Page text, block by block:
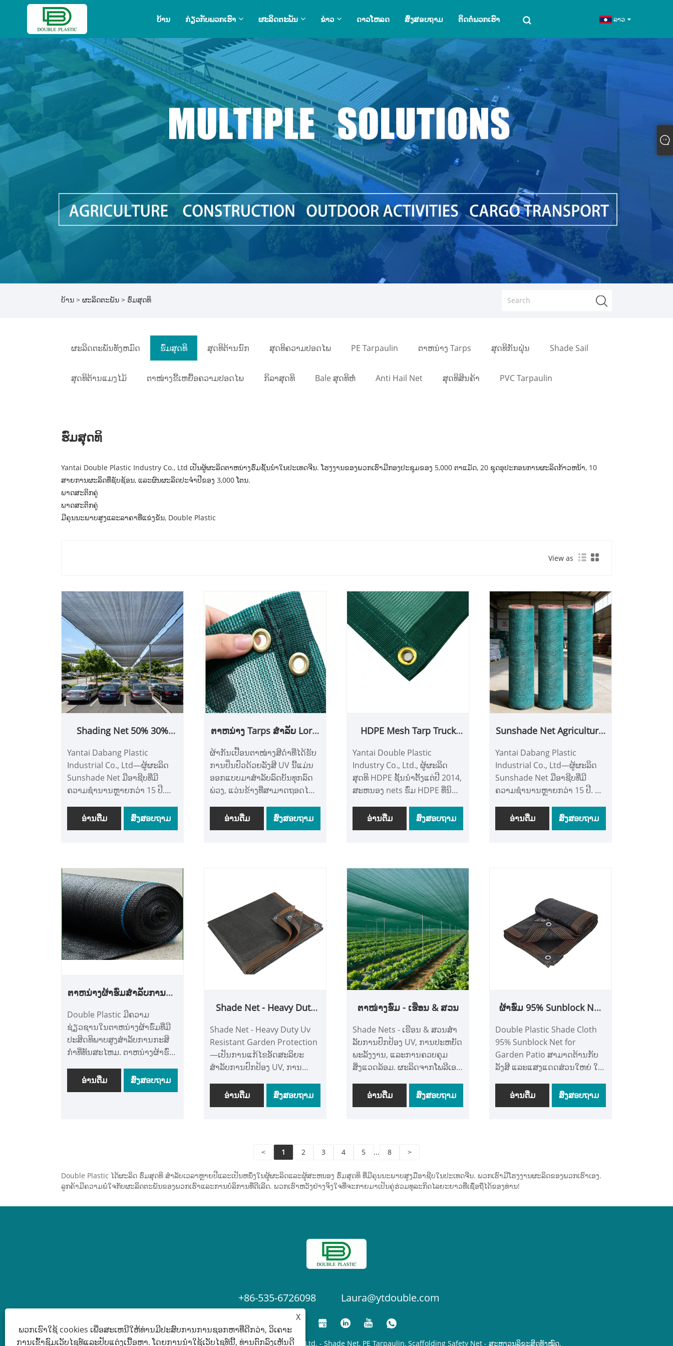
ບ້ານ ກ່ຽວ​ກັບ​ພວກ​ເຮົາ ຜະລິດຕະພັນ ຂ່າວ ດາວໂຫລດ ສົ່ງສອບຖາມ ຕິດຕໍ່ພວກເຮົາ ລາວ
ບ້ານ > ຜະລິດຕະພັນ > ຮົ່ມສຸດທິ
ຜະລິດຕະພັນທັງຫມົດ ຮົ່ມສຸດທິ ສຸດທິຕ້ານນົກ ສຸດທິຄວາມປອດໄພ PE Tarpaulin ຕາຫນ່າງ Tarps ສຸດທິກັນຝຸ່ນ Shade Sail
ສຸດທິຕ້ານແມງໄມ້ ຕາໜ່າງຂີ້ເຫຍື້ອຄວາມປອດໄພ ກິລາສຸດທິ Bale ສຸດທິຫໍ່ Anti Hail Net ສຸດທິສິນຄ້າ PVC Tarpaulin
ຮົ່ມສຸດທິ
Yantai Double Plastic Industry Co., Ltd ເປັນຜູ້ຜະລິດຕາຫນ່າງຮົ່ມຊັ້ນນໍາໃນປະເທດຈີນ. ໂຮງງານຂອງພວກເຮົາມີກອງປະຊຸມຂອງ 5,000 ຕາແມັດ, 20 ຊຸດອຸປະກອນການຜະລິດກ້າວຫນ້າ, 10
ສາຍການຜະລິດທີ່ຊັບຊ້ອນ, ແລະຜົນຜະລິດປະຈໍາປີຂອງ 3,000 ໂຕນ.
ພາດສະຕິກຄູ່
ພາດສະຕິກຄູ່
ມີຄຸນນະພາບສູງແລະລາຄາທີ່ແຂ່ງຂັນ, Double Plastic
View as
Shading Net 50% 30%
White Black Sun Shading
Nets
Yantai Dabang Plastic
Industrial Co., Ltd—ຜູ້ຜະລິດ
Sunshade Net ມືອາຊີບທີ່ມີ
ຄວາມຊໍານານຫຼາຍກວ່າ 15 ປີ.
ນີ້ມີອັດຕາ 30%, 40% ແລະ 50% ທີ່
ມີສີຂຽວ, ສີຂາວແລະສີດໍາ. ການ
ໃຊ້ຢ່າງກວ້າງຂວາງໃນກະສິກໍາ,
ເຮືອນແກ້ວ, ການກໍ່ສ້າງແລະ
ສະຖານທີ່ນອກ. ສະຫນັບສະຫນູນ
ໂດຍກໍາລັງການຜະລິດທີ່ເຂັ້ມແຂງ,
ພວກເຮົາຮັກສາຫຼັກຊັບພຽງພໍສໍາ
ລັບການຈັດສົ່ງໄວ. ຜະລິດຕະພັນ
ຂອງພວກເຮົາໄດ້ຖືກຂາຍຢ່າງ
ລູກຄ້າທົ່ວໂລກຈໍານວນຫລາຍສໍາ
ອ່ານ​ຕື່ມ ສົ່ງສອບຖາມ
ຕາຫນ່າງ Tarps ສໍາລັບ Lorry
ປິ່ນປົວ Retractable Side
Awning ຫນ້າຈໍຄວາມເປັນ
ສ່ວນຕົວ Balcony ຕາຫນ່າງ
Tarp
ຜ້າກັນເປື້ອນຕາໜ່າງສີດຳທີ່ໄດ້ຮັບ
ການປິ່ນປົວດ້ວຍລັງສີ UV ນີ້ແມ່ນ
ອອກແບບມາສຳລັບລົດບັນທຸກລົດ
ພ່ວງ, ແວ່ນຂ້າງທີ່ສາມາດຖອດໄດ້,
ລະບຽງ, ແລະຮົ່ມກາງແຈ້ງ. ການ
ຮັບຮອງເອົາເຕັກໂນໂລຊີ
ໄດ້ຮັບການສະຫນັບສະຫນູນຈາກ
ຂະບວນການຜະລິດເຕັມຮູບແບບ
ຂອງພວກເຮົາແລະການຄວບຄຸມ
ຄຸນນະພາບຢ່າງເຂັ້ມງວດ, ພວກ
ເຮົາຮັກສາຫຼັກຊັບຂະຫນາດໃຫຍ່
ທີ່ຫມັ້ນຄົງແລະການຂາຍສົ່ງອອກ
ຢ່າງຕໍ່ເນື່ອງ. ເຊື່ອຖືໄດ້ໂດຍລູກຄ້າ
ການຂົນສົ່ງ, ການກໍ່ສ້າງ, ແລະທີ່ຢູ່
ການປະຕິບັດທີ່ເຊື່ອຖືໄດ້, ການຕິດ
ຕັ້ງງ່າຍດ້ວຍ grommets ເສີມ,
ແລະການນໍາໃຊ້ນອກທີ່ຫຼາກຫຼາຍ
ສໍາລັບການປົກປັກຮັກສາໃນໄລຍະ
ຍາວ.
ອ່ານ​ຕື່ມ ສົ່ງສອບຖາມ
HDPE Mesh Tarp Truck
Canopy with Grommets
for Parking Trailer Fish
Pond
Yantai Double Plastic
Industry Co., Ltd., ຜູ້ຜະລິດ
ສຸດທິ HDPE ຊັ້ນນໍາຕັ້ງແຕ່ປີ 2014,
ສະຫນອງ nets ຮົ່ມ HDPE ທີ່ນິຍົມ
Double Plastic Industry Co.,
Ltd.. ຜະລິດຈາກ HDPE ເວີຈິນ
ພິເສດ, ຊີວິດ tensile ພິເສດ - 30
ປີ. ນໍາໃຊ້ຢ່າງກວ້າງຂວາງໃນກະສິ
ກໍາ, ການກໍ່ສ້າງ, ການລ້ຽງປາ,
ແລະສະຖານທີ່ນອກ, ພວກເຂົາເຈົ້າ
ສະຫນອງການປົກປ້ອງ UV ທີ່ເຊື່ອຖື
ໄດ້, ຄວາມຕ້ານທານລົມ, ແລະ
ລະບຽບການອຸນຫະພູມ Yantai
Double Plastic Industry Co.,
Ltd.. Backed by advanced
warp-knitting technology
and large-scale production
capacity, we guarantees firm
supply with aple inventory.
ຜະລິດຕະພັນຂອງພວກເຮົາໄດ້ຮັບ
ຄວາມໄວ້ວາງໃຈຈາກລູກຄ້າໃນທົ່ວ
ອາເມລິກາເຫນືອ, ເອີຣົບຕາເວັນ
ສອດຄ່ອງຕາມເວລາແລະຄວາມ
ອ່ານ​ຕື່ມ ສົ່ງສອບຖາມ
Sunshade Net Agricultural
Garden Shade Cloth
Shade Net
Yantai Dabang Plastic
Industrial Co., Ltd—ຜູ້ຜະລິດ
Sunshade Net ມືອາຊີບທີ່ມີ
ຄວາມຊໍານານຫຼາຍກວ່າ 15 ປີ. ຜ້າ
ກວ້າງຂວາງໃນເຮືອນແກ້ວກະສິ
ກໍາ, ສວນກ້າ, ແລະສວນເພື່ອ
ຈັດສົ່ງຢ່າງໄວວາ. ເປັນຄູ່ຮ່ວມງານ
ກັບທຸລະກິດກະສິກໍາທົ່ວໂລກແລະຜູ້
ນໍາເຂົ້າຂອງ EU, ຕາຫນ່າງຮົ່ມຂອງ
ພວກເຮົາຕອບສະຫນອງ
ມາດຕະຖານສູງຂອງຄວາມ
ທົນທານແລະການປັບແຕ່ງ. ຈາກ
ຄຸນນະພາບທີ່ສອດຄ່ອງແລະລາຄາ
ສໍາລັບການແກ້ໄຂ sunshade ທີ່
ເຊື່ອຖືໄດ້, ສະຫນັບສະຫນູນໂດຍ
ກໍາລັງການຜະລິດທີ່ເຂັ້ມແຂງແລະ
ປະສົບການການສົ່ງອອກທີ່ພິສູດ.
ອ່ານ​ຕື່ມ ສົ່ງສອບຖາມ
ຕາຫນ່າງຜ້າຮົ່ມສໍາລັບການກະ
Double Plastic ມີຄວາມ
ຊ່ຽວຊານໃນຕາຫນ່າງຜ້າຮົ່ມທີ່ມີ
ປະສິດທິພາບສູງສໍາລັບການກະສິ
ກໍາທີ່ທັນສະໄຫມ. ຕາຫນ່າງຜ້າຮົ່ມ
ສະຫນອງການແຜ່ກະຈາຍແສງ
ສະຫວ່າງທີ່ດີທີ່ສຸດແລະການ
UV, ພວກເຮົາຮັບປະກັນຄວາມ
ທົນທານ, ຮົ່ມທີ່ເປັນເອກະພາບ,
ໃຫຍ່ຂອງພືດທີ່ມີສຸຂະພາບດີ ແລະ
ຜົນຜະລິດທີ່ດີຂຶ້ນ. ມັນ​ເປັນ​ການ​ແກ້​
ອ່ານ​ຕື່ມ ສົ່ງສອບຖາມ
Shade Net - Heavy Duty
Protection
Shade Net - Heavy Duty Uv
Resistant Garden Protection
—ເປັນການແກ້ໄຂອັດສະລິຍະ
ສຳລັບການປົກປ້ອງ UV, ການ
ຄວບຄຸມສິ່ງແວດລ້ອມ. ຜະລິດຈາກ
ໂພລີເອທີລີນນ້ຳໜັກເບົາ (HDPE) ທີ່
Heavy Duty Uv Resistant
Garden Protection ສະໜອງ
ການຫຼຸດການໄຫຼວຽນຂອງອາກາດ
ຫຼື ການແຜ່ກະຈາຍຂອງແສງ.
ອ່ານ​ຕື່ມ ສົ່ງສອບຖາມ
ຕາໜ່າງຮົ່ມ - ເຮືອນ & ສວນ
Shade Nets - ເຮືອນ & ສວນສໍາ
ລັບການປົກປ້ອງ UV, ການປະຫຍັດ
ພະລັງງານ, ແລະການຄວບຄຸມ
ສິ່ງແວດລ້ອມ. ຜະລິດຈາກໂພລີເອທີ
ເຮືອນ ແລະ ສວນຂອງພວກເຮົາ
ໂດຍບໍ່ມີການຫຼຸດການໄຫຼວຽນຂອງ
ອ່ານ​ຕື່ມ ສົ່ງສອບຖາມ
ຜ້າຮົ່ມ 95% Sunblock Net
Double Plastic Shade Cloth
95% Sunblock Net for
Garden Patio ສາມາດຕ້ານກັບ
ລັງສີ ແລະແສງແດດສ່ວນໃຫຍ່ ໃນ
ຜ່ານໄດ້ ເພື່ອສ້າງບ່ອນຮົ່ມເຢັນ
ສະບາຍໃຫ້ກັບຄົນ ຫຼືຕົ້ນໄມ້.
ອ່ານ​ຕື່ມ ສົ່ງສອບຖາມ
< 1 2 3 4 5 ... 8 >
Double Plastic ໄດ້ຜະລິດ ຮົ່ມສຸດທິ ສໍາລັບເວລາຫຼາຍປີແລະເປັນຫນຶ່ງໃນຜູ້ຜະລິດແລະຜູ້ສະຫນອງ ຮົ່ມສຸດທິ ທີ່ມີຄຸນນະພາບສູງມືອາຊີບໃນປະເທດຈີນ. ພວກເຮົາມີໂຮງງານຜະລິດຂອງພວກເຮົາເອງ.
ລູກຄ້າມີຄວາມພໍໃຈກັບຜະລິດຕະພັນຂອງພວກເຮົາແລະການບໍລິການທີ່ດີເລີດ. ພວກເຮົາຫວັງຢ່າງຈິງໃຈທີ່ຈະກາຍມາເປັນຄູ່ຮ່ວມທຸລະກິດໄລຍະຍາວທີ່ເຊື່ອຖືໄດ້ຂອງທ່ານ!
+86-535-6726098 Laura@ytdouble.com
ສະຫງວນລິຂະສິດ © 2022 Yantai Double Plastic Industry Co.,Ltd. - Shade Net, PE Tarpaulin, Scaffolding Safety Net - ສະຫງວນລິຂະສິດທັງໝົດ.
X
ພວກເຮົາໃຊ້ cookies ເພື່ອສະເຫນີໃຫ້ທ່ານມີປະສົບການການຊອກຫາທີ່ດີກວ່າ, ວິເຄາະ
ການເຂົ້າຊົມເວັບໄຊທ໌ແລະປັບແຕ່ງເນື້ອຫາ. ໂດຍການນໍາໃຊ້ເວັບໄຊທ໌ນີ້, ທ່ານຕົກລົງເຫັນດີ